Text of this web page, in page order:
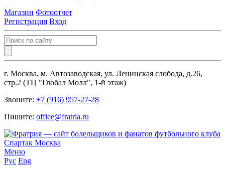
Магазин Фотоотчет
Регистрация Вход
г. Москва, м. Автозаводская, ул. Ленинская слобода, д.26,
стр.2 (ТЦ "Глобал Молл", 1-й этаж)
Звоните: +7 (916) 957-27-28
Пишите: office@fratria.ru
Меню
Рус Eng